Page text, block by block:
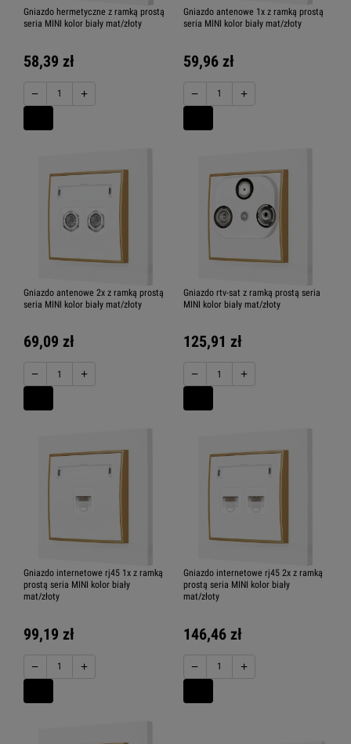
Gniazdo hermetyczne z ramką prostą
seria MINI kolor biały mat/złoty
58,39 zł
− +
Gniazdo antenowe 1x z ramką prostą
seria MINI kolor biały mat/złoty
59,96 zł
− +
Gniazdo antenowe 2x z ramką prostą
seria MINI kolor biały mat/złoty
69,09 zł
− +
Gniazdo rtv-sat z ramką prostą seria
MINI kolor biały mat/złoty
125,91 zł
− +
Gniazdo internetowe rj45 1x z ramką
prostą seria MINI kolor biały
mat/złoty
99,19 zł
− +
Gniazdo internetowe rj45 2x z ramką
prostą seria MINI kolor biały
mat/złoty
146,46 zł
− +